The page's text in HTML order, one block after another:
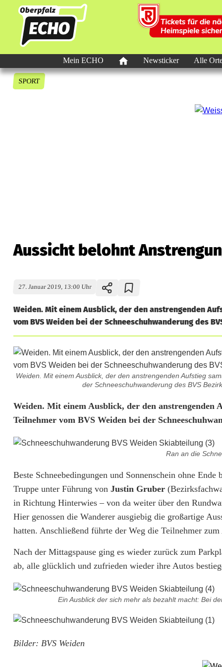
Mein ECHO Newsticker Alle
SPORT
Aussicht belohnt
27. Januar 2019, 13:00 Uhr
Weiden. Mit einem Ausblick, der den anstrengenden
vom BVS Weiden bei der Schneeschuhwanderung des
Weiden. Mit einem Ausblick, der den anstrengenden Aufstieg
der Schneeschuhwanderung des BVS
A
u
s
i
c
h
b
o
Weiden. Mit einem Ausblick, der den anstrengenden
Teilnehmer vom BVS Weiden bei der
Ran an die
Beste Schneebedingungen und Sonnenschein ohne
Truppe unter Führung von Justin Gruber
in Richtung Hinterwies – von da weiter über den
Hier genossen die Wanderer ausgiebig die großartige
hatten. Anschließend führte der Weg die Teilnehmer
Nach der Mittagspause ging es wieder zurück zum
ab, alle glücklich und zufrieden wieder ihre Autos
Ein Ausblick der sich mehr als bezahlt macht: Bei
Bilder: BVS Weiden